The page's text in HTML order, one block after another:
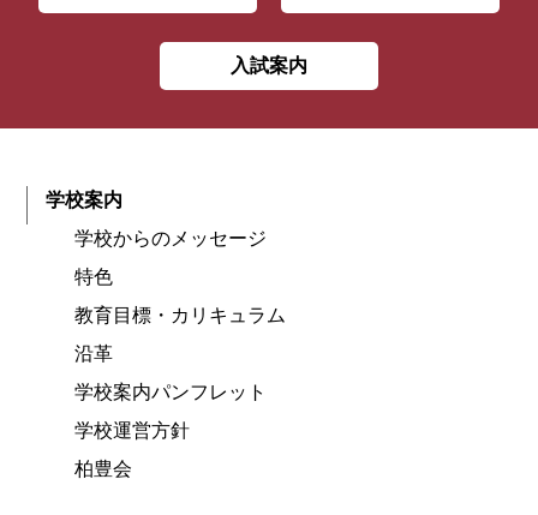
入試案内
学校案内
学校からのメッセージ
特色
教育目標・カリキュラム
沿革
学校案内パンフレット
学校運営方針
柏豊会